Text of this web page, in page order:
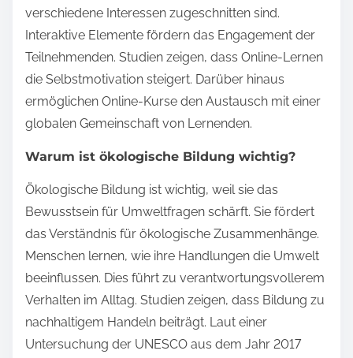
verschiedene Interessen zugeschnitten sind.
Interaktive Elemente fördern das Engagement der
Teilnehmenden. Studien zeigen, dass Online-Lernen
die Selbstmotivation steigert. Darüber hinaus
ermöglichen Online-Kurse den Austausch mit einer
globalen Gemeinschaft von Lernenden.
Warum ist ökologische Bildung wichtig?
Ökologische Bildung ist wichtig, weil sie das
Bewusstsein für Umweltfragen schärft. Sie fördert
das Verständnis für ökologische Zusammenhänge.
Menschen lernen, wie ihre Handlungen die Umwelt
beeinflussen. Dies führt zu verantwortungsvollerem
Verhalten im Alltag. Studien zeigen, dass Bildung zu
nachhaltigem Handeln beiträgt. Laut einer
Untersuchung der UNESCO aus dem Jahr 2017